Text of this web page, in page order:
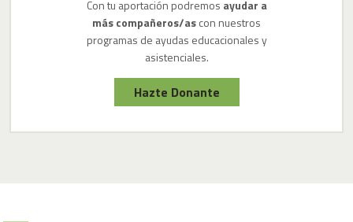
Con tu aportación podremos ayudar a
más compañeros/ascon nuestros
programas de ayudas educacionales y
asistenciales.
Hazte Donante